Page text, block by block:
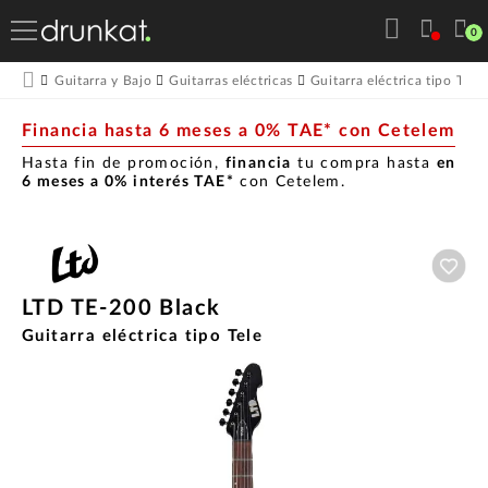
0
Guitarra y Bajo Guitarras eléctricas Guitarra eléctrica tipo Tele
Financia hasta 6 meses a 0% TAE* con Cetelem
Hasta fin de promoción, financia tu compra hasta en
6 meses a 0% interés TAE* con Cetelem.
LTD TE-200 Black
Guitarra eléctrica tipo Tele